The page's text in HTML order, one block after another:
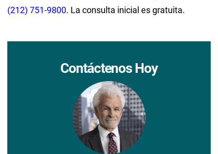
(212) 751-9800. La consulta inicial es gratuita.
Contáctenos Hoy